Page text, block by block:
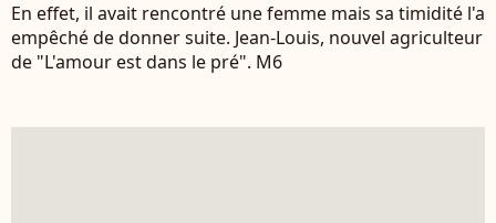
En effet, il avait rencontré une femme mais sa timidité l'a
empêché de donner suite. Jean-Louis, nouvel agriculteur
de "L'amour est dans le pré". M6